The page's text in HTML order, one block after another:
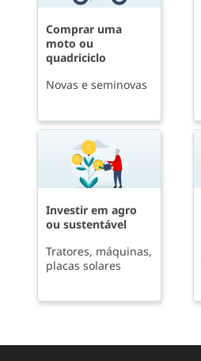
Comprar uma
moto ou
quadriciclo
Novas e seminovas
Investir em agro
ou sustentável
Tratores, máquinas,
placas solares